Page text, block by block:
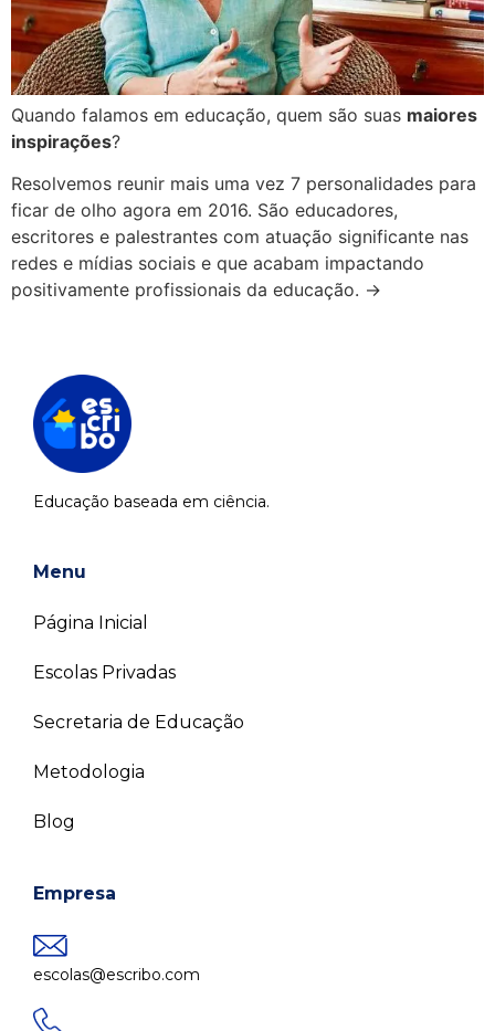
Quando falamos em educação, quem são suas maiores
inspirações?
Resolvemos reunir mais uma vez 7 personalidades para
ficar de olho agora em 2016. São educadores,
escritores e palestrantes com atuação significante nas
redes e mídias sociais e que acabam impactando
positivamente profissionais da educação. →
Educação baseada em ciência.
Menu
Página Inicial
Escolas Privadas
Secretaria de Educação
Metodologia
Blog
Empresa
escolas@escribo.com